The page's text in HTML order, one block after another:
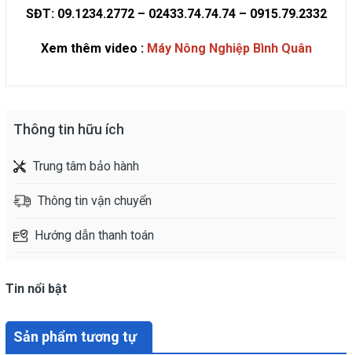
SĐT: 09.1234.2772 – 02433.74.74.74 – 0915.79.2332
Xem thêm video : Máy Nông Nghiệp Bình Quân
Thông tin hữu ích
Trung tâm bảo hành
Thông tin vận chuyển
Hướng dẫn thanh toán
Tin nổi bật
Sản phẩm tương tự